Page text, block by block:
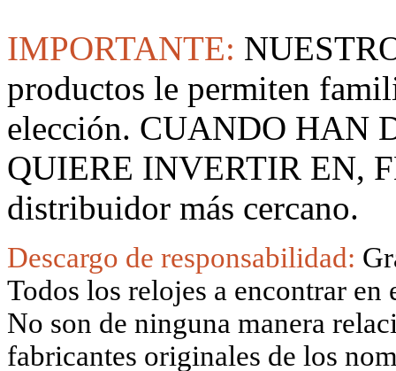
IMPORTANTE:
productos le permiten
elección. CUANDO HAN
QUIERE INVERTIR EN,
distribuidor más cercano.
Descargo de responsabilidad:
Todos los relojes a encontrar
No son de ninguna manera
fabricantes originales de los